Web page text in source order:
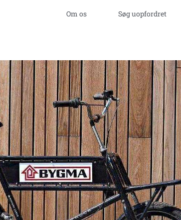
Om os Søg uopfordret